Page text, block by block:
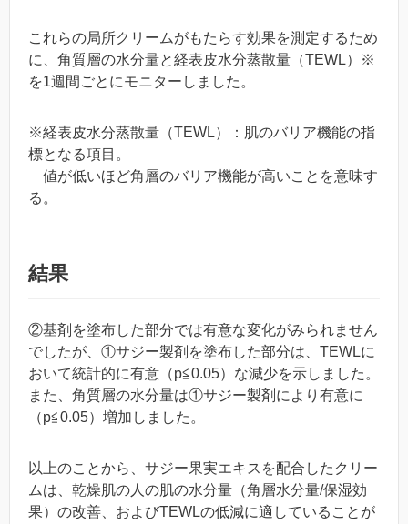
これらの局所クリームがもたらす効果を測定するため
に、角質層の水分量と経表皮水分蒸散量（TEWL）※
を1週間ごとにモニターしました。
※経表皮水分蒸散量（TEWL）：肌のバリア機能の指
標となる項目。
値が低いほど角層のバリア機能が高いことを意味す
る。
結果
②基剤を塗布した部分では有意な変化がみられません
でしたが、①サジー製剤を塗布した部分は、TEWLに
おいて統計的に有意（p≦0.05）な減少を示しました。
また、角質層の水分量は①サジー製剤により有意に
（p≦0.05）増加しました。
以上のことから、サジー果実エキスを配合したクリー
ムは、乾燥肌の人の肌の水分量（角層水分量/保湿効
果）の改善、およびTEWLの低減に適していることが